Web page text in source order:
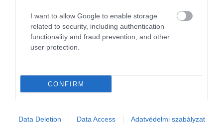
I want to allow Google to enable storage
related to security, including authentication
functionality and fraud prevention, and other
user protection.
CONFIRM
Data Deletion Data Access Adatvédelmi szabályzat